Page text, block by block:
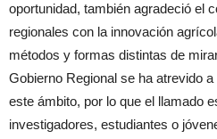
oportunidad, también agradeció el
regionales con la innovación
métodos y formas distintas de
Gobierno Regional se ha atrevido
este ámbito, por lo que el llamado
investigadores, estudiantes o